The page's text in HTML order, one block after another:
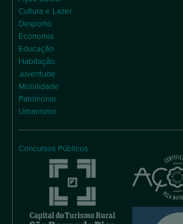
Cultura e Lazer
Desporto
Economia
Educação
Habitação
Juventude
Mobilidade
Património
Urbanismo
Concursos Públicos